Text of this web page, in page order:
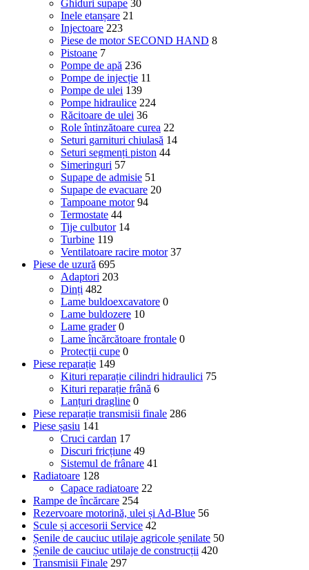
Ghiduri supape 30
Inele etanșare 21
Injectoare 223
Piese de motor SECOND HAND 8
Pistoane 7
Pompe de apă 236
Pompe de injecție 11
Pompe de ulei 139
Pompe hidraulice 224
Răcitoare de ulei 36
Role întinzătoare curea 22
Seturi garnituri chiulasă 14
Seturi segmenți piston 44
Simeringuri 57
Supape de admisie 51
Supape de evacuare 20
Tampoane motor 94
Termostate 44
Tije culbutor 14
Turbine 119
Ventilatoare racire motor 37
Piese de uzură 695
Adaptori 203
Dinți 482
Lame buldoexcavatore 0
Lame buldozere 10
Lame grader 0
Lame încărcătoare frontale 0
Protecții cupe 0
Piese reparație 149
Kituri reparație cilindri hidraulici 75
Kituri reparație frână 6
Lanțuri dragline 0
Piese reparație transmisii finale 286
Piese șasiu 141
Cruci cardan 17
Discuri fricțiune 49
Sistemul de frânare 41
Radiatoare 128
Capace radiatoare 22
Rampe de încărcare 254
Rezervoare motorină, ulei și Ad-Blue 56
Scule și accesorii Service 42
Șenile de cauciuc utilaje agricole șenilate 50
Șenile de cauciuc utilaje de construcții 420
Transmisii Finale 297